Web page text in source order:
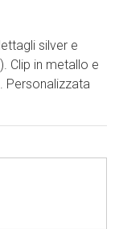
silver e
Clip in metallo e
Personalizzata